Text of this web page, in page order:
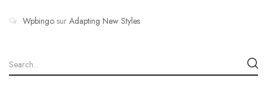
Wpbingo sur Adapting New Styles